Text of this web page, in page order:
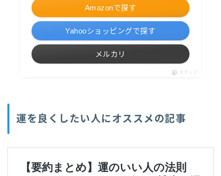
Amazonで探す
Yahooショッピングで探す
メルカリ
ポチップ
運を良くしたい人にオススメの記事